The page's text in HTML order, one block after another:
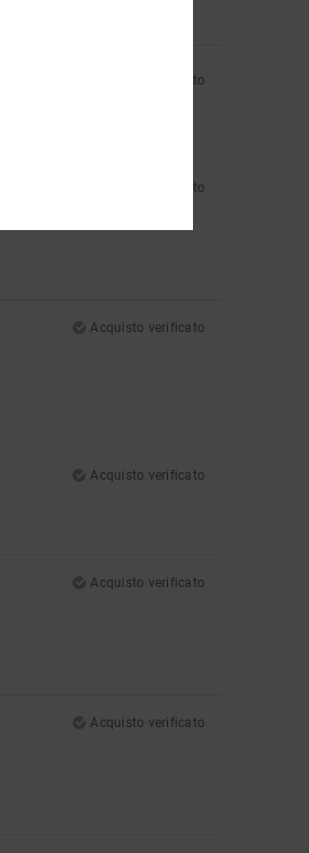
Acquisto verificato
Acquisto verificato
Acquisto verificato
Acquisto verificato
Acquisto verificato
Acquisto verificato